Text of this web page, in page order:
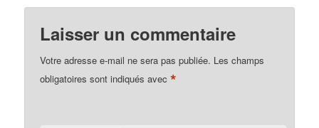
Laisser un commentaire
Votre adresse e-mail ne sera pas publiée. Les champs
obligatoires sont indiqués avec*